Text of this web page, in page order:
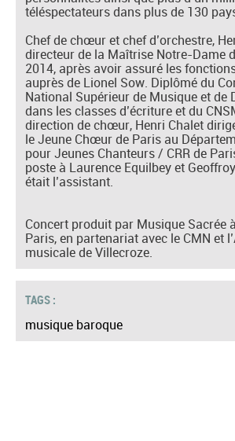
téléspectateurs dans plus de 130
Chef de chœur et chef d’orchestre,
directeur de la Maîtrise Notre-Dame
2014, après avoir assuré les
auprès de Lionel Sow. Diplômé du
National Supérieur de Musique et de
dans les classes d’écriture et du
direction de chœur, Henri Chalet
le Jeune Chœur de Paris au
pour Jeunes Chanteurs / CRR de
poste à Laurence Equilbey et
était l’assistant.
Concert produit par Musique Sacrée
Paris, en partenariat avec le CMN et
musicale de Villecroze.
TAGS :
musique baroque